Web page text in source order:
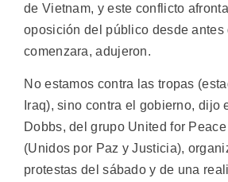
de Vietnam, y este conflicto
oposición del público desde antes
comenzara, adujeron.
No estamos contra las tropas
Iraq), sino contra el gobierno, dijo
Dobbs, del grupo United for
(Unidos por Paz y Justicia),
protestas del sábado y de una